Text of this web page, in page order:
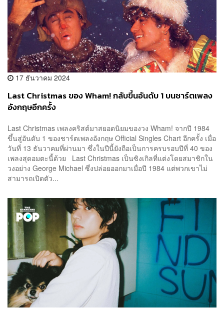
17 ธันวาคม 2024
Last Christmas ของ Wham! กลับขึ้นอันดับ 1 บนชาร์ตเพลง
อังกฤษอีกครั้ง
Last Christmas เพลงคริสต์มาสยอดนิยมของวง Wham! จากปี 1984
ขึ้นสู่อันดับ 1 ของชาร์ตเพลงอังกฤษ Official Singles Chart อีกครั้ง เมื่อ
วันที่ 13 ธันวาคมที่ผ่านมา ซึ่งในปีนี้ยังถือเป็นการครบรอบปีที่ 40 ของ
เพลงสุดอมตะนี้ด้วย Last Christmas เป็นซิงเกิลที่แต่งโดยสมาชิกใน
วงอย่าง George Michael ซึ่งปล่อยออกมาเมื่อปี 1984 แต่พวกเขาไม่
สามารถเปิดตัว...